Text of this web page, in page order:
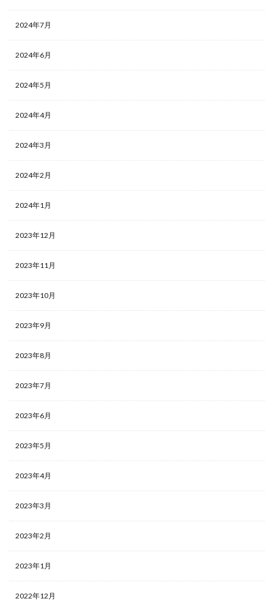
2024年7月
2024年6月
2024年5月
2024年4月
2024年3月
2024年2月
2024年1月
2023年12月
2023年11月
2023年10月
2023年9月
2023年8月
2023年7月
2023年6月
2023年5月
2023年4月
2023年3月
2023年2月
2023年1月
2022年12月